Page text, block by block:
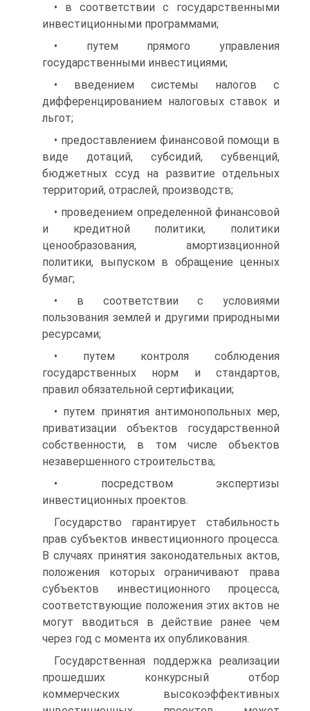
• в соответствии с государственными
инвестиционными про­граммами;
• путем прямого управления
государственными инвестициями;
• введением системы налогов с
дифференцированием налого­вых ставок и
льгот;
• предоставлением финансовой помощи в
виде дотаций, суб­сидий, субвенций,
бюджетных ссуд на развитие отдельных
террито­рий, отраслей, производств;
• проведением определенной финансовой
и кредитной поли­тики, политики
ценообразования, амортизационной
политики, вы­пуском в обращение ценных
бумаг;
• в соответствии с условиями
пользования землей и другими природными
ресурсами;
• путем контроля соблюдения
государственных норм и стан­дартов,
правил обязательной сертификации;
• путем принятия антимонопольных мер,
приватизации объек­тов государственной
собственности, в том числе объектов
незавер­шенного строительства;
• посредством экспертизы
инвестиционных проектов.
Государство гарантирует стабильность
прав субъектов инвестици­онного процесса.
В случаях принятия законодательных актов,
поло­жения которых ограничивают права
субъектов инвестиционного про­цесса,
соответствующие положения этих актов не
могут вводиться в действие ранее чем
через год с момента их опубликования.
Государственная поддержка реализации
прошедших конкурс­ный отбор
коммерческих высокоэффективных